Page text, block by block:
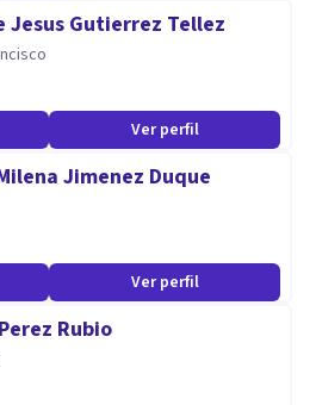
en la formulación clínica
y su caso.
Conductual y
Cognoscitiva.
Jesus Gutierrez Tellez
Ver perfil
Jimenez Duque
Ver perfil
Rubio